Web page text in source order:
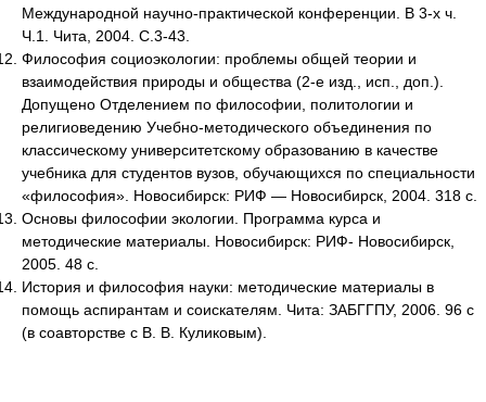
Международной научно-практической конференции. В 3-х ч.
Ч.1. Чита, 2004. С.3-43.
Философия социоэкологии: проблемы общей теории и
взаимодействия природы и общества (2-е изд., исп., доп.).
Допущено Отделением по философии, политологии и
религиоведению Учебно-методического объединения по
классическому университетскому образованию в качестве
учебника для студентов вузов, обучающихся по специальности
«философия». Новосибирск: РИФ — Новосибирск, 2004. 318 с.
Основы философии экологии. Программа курса и
методические материалы. Новосибирск: РИФ- Новосибирск,
2005. 48 с.
История и философия науки: методические материалы в
помощь аспирантам и соискателям. Чита: ЗАБГГПУ, 2006. 96 с
(в соавторстве с В. В. Куликовым).